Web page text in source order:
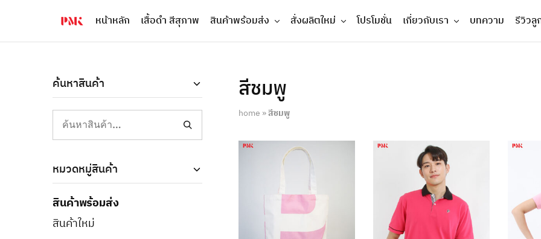
PMK
ผู้
สร้าง
แบรนด์
เสื้อ
โปโล
ยูนิฟอร์ม
พร้อม
โลโก้
ผู้
เสื้อ
บริษัท
มาตรฐาน
ISO9001
และ
อุตสาหกรรม
สี
เขียว
ที่2
หน้าหลัก เสื้อดำ สีสุภาพ สินค้าพร้อมส่ง สั่งผลิตใหม่ โปรโมชั่น เกี่ยวกับเรา บทความ รีวิวลู
สีชมพู
home »สีชมพู
ค้นหาสินค้า
หมวดหมู่สินค้า
สินค้าพร้อมส่ง
สินค้าใหม่